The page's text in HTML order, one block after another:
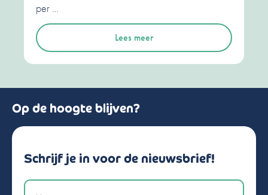
per …
Lees meer
Op de hoogte blijven?
Schrijf je in voor de nieuwsbrief!
Naam